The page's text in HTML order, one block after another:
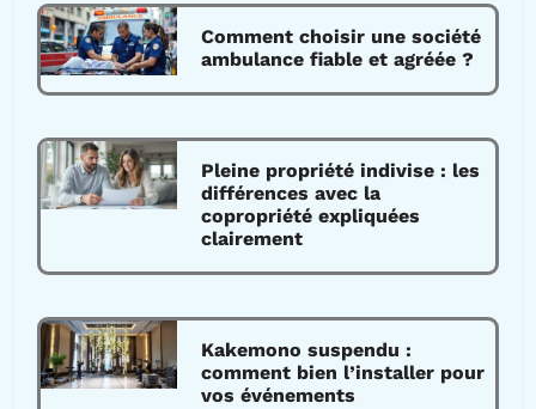
Comment choisir une société
ambulance fiable et agréée ?
Pleine propriété indivise : les
différences avec la
copropriété expliquées
clairement
Kakemono suspendu :
comment bien l’installer pour
vos événements